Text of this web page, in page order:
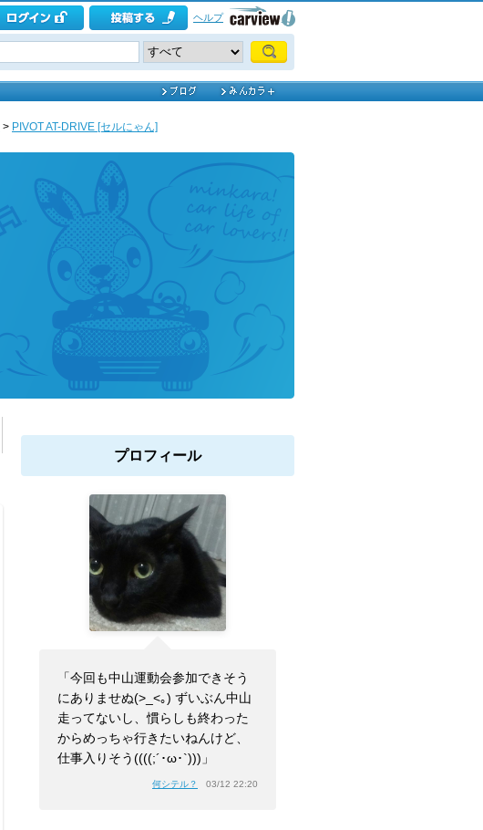
ヘルプ
> PIVOT AT-DRIVE [セルにゃん]
プロフィール
「今回も中山運動会参加できそう
にありませぬ(>_<｡) ずいぶん中山
走ってないし、慣らしも終わった
からめっちゃ行きたいねんけど、
仕事入りそう((((;´･ω･`)))」
何シテル？ 03/12 22:20